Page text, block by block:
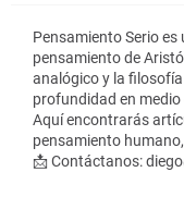
Pensamiento Serio
pensamiento de
analógico y la
profundidad en medio
Aquí encontrarás
pensamiento
📩 Contáctanos: